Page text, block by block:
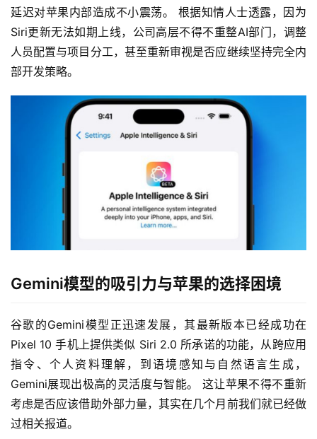
延迟对苹果内部造成不小震荡。 根据知情人士透露，因为
Siri更新无法如期上线，公司高层不得不重整AI部门，调整
人员配置与项目分工，甚至重新审视是否应继续坚持完全内
部开发策略。
Gemini模型的吸引力与苹果的选择困境
谷歌的Gemini模型正迅速发展，其最新版本已经成功在
Pixel 10 手机上提供类似 Siri 2.0 所承诺的功能，从跨应用
指令、个人资料理解，到语境感知与自然语言生成，
Gemini展现出极高的灵活度与智能。 这让苹果不得不重新
考虑是否应该借助外部力量，其实在几个月前我们就已经做
过相关报道。